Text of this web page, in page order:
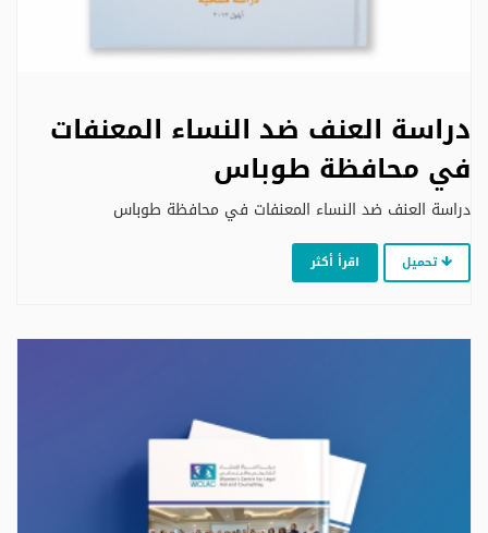
دراسة العنف ضد النساء المعنفات
في محافظة طوباس
دراسة العنف ضد النساء المعنفات في محافظة طوباس
تحميل اقرأ أكثر